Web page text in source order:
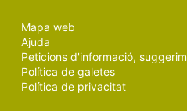
Mapa web
Ajuda
Peticions d'informació,
Política de galetes
Política de privacitat